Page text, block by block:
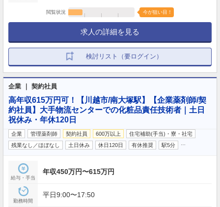
閲覧状況 今が狙い目！
求人の詳細を見る
検討リスト（要ログイン）
企業 ｜ 契約社員
高年収615万円可！【川越市/南大塚駅】【企業薬剤師/契
約社員】大手物流センターでの化粧品責任技術者｜土日
祝休み・年休120日
企業 管理薬剤師 契約社員 600万以上
住宅補助(手当)・寮・社宅
残業なし／ほぼなし
土日休み 休日120日 有休推奨 駅5分
給与・手当
年収450万円〜615万円
勤務時間
平日9:00〜17:50